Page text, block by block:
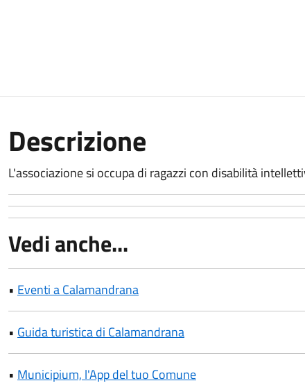
Descrizione
L'associazione si occupa di ragazzi con disabilità
Vedi anche...
• Eventi a Calamandrana
• Guida turistica di Calamandrana
• Municipium, l'App del tuo Comune